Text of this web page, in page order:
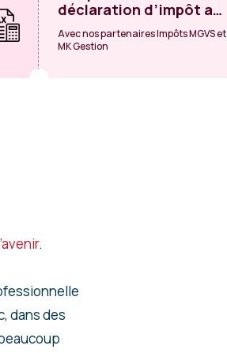
déclaration d’impôt au
Canada
Avec nos partenaires Impôts MGVS et
MK Gestion
.
dans des